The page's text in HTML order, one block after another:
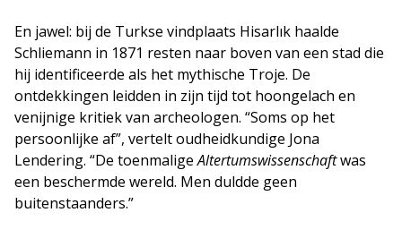
En jawel: bij de Turkse vindplaats Hisarlık haalde
Schliemann in 1871 resten naar boven van een stad die
hij identificeerde als het mythische Troje. De
ontdekkingen leidden in zijn tijd tot hoongelach en
venijnige kritiek van archeologen. “Soms op het
persoonlijke af”, vertelt oudheidkundige Jona
Lendering. “De toenmaligeAltertumswissenschaftwas
een beschermde wereld. Men duldde geen
buitenstaanders.”